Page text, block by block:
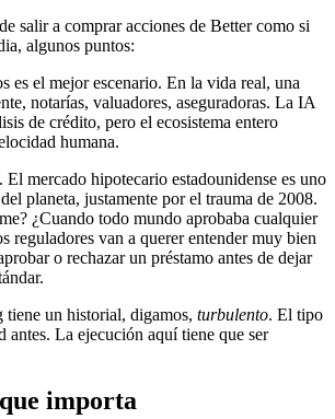
salir a comprar acciones de Better como si
algunos puntos:
es el mejor escenario. En la vida real, una
notarías, valuadores, aseguradoras. La IA
de crédito, pero el ecosistema entero
humana.
El mercado hipotecario estadounidense es uno
planeta, justamente por el trauma de 2008.
¿Cuando todo mundo aprobaba cualquier
reguladores van a querer entender muy bien
o rechazar un préstamo antes de dejar
tiene un historial, digamos, turbulento. El tipo
antes. La ejecución aquí tiene que ser
importa